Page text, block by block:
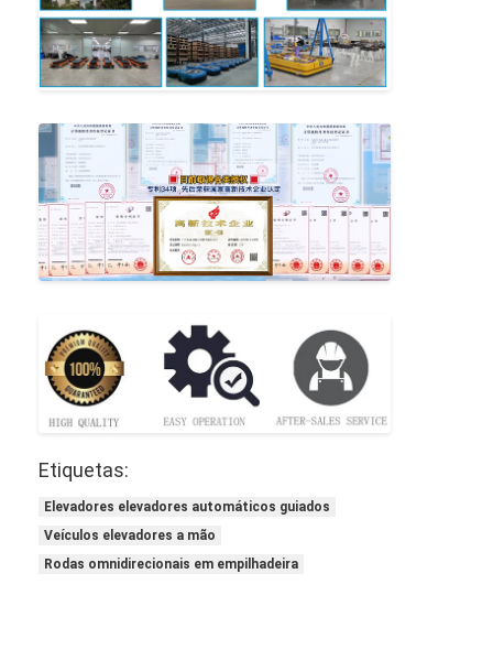
Etiquetas:
Elevadores elevadores automáticos guiados
Veículos elevadores a mão
Rodas omnidirecionais em empilhadeira